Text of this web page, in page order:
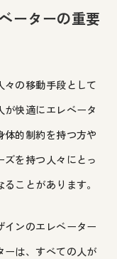
ーターの重要
の移動手段として
快適にエレベータ
的制約を持つ方や
を持つ人々にとっ
ことがあります。
ンのエレベーター
ーは、すべての人が